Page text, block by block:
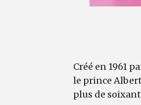
Créé en 1961
le prince
plus de